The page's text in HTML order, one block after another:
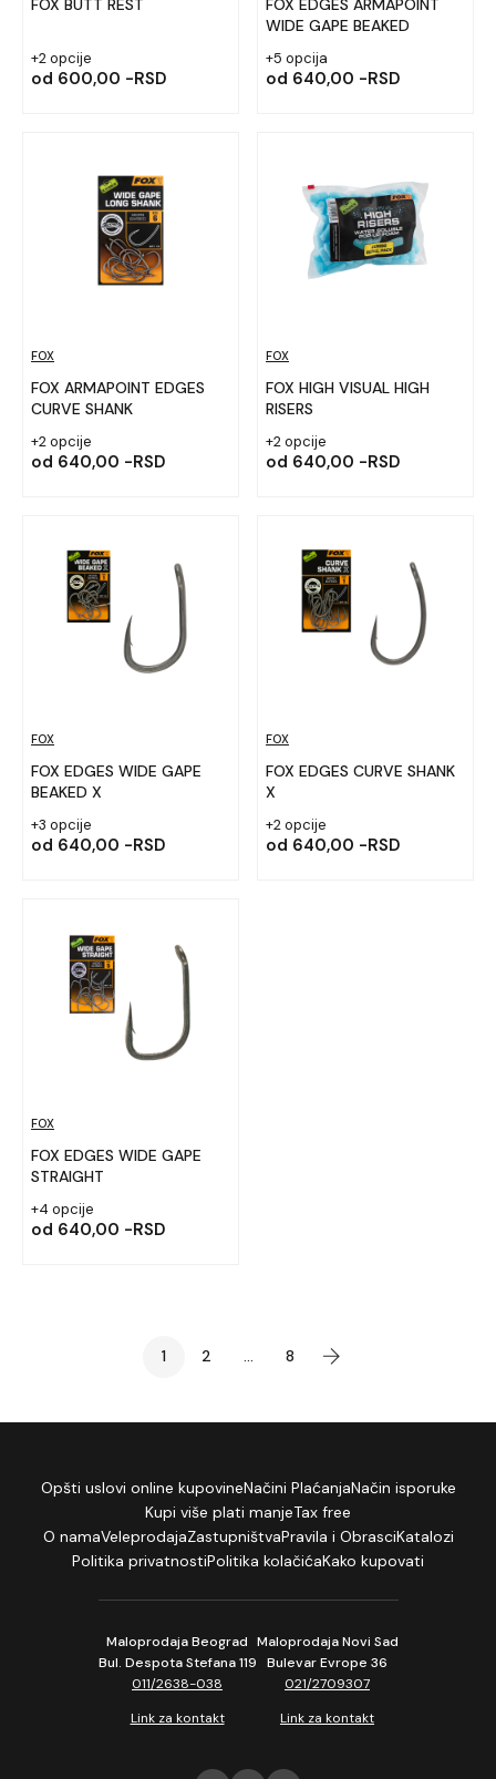
FOX BUTT REST
+2 opcije
od 600,00 -RSD
FOX EDGES ARMAPOINT
WIDE GAPE BEAKED
+5 opcija
od 640,00 -RSD
FOX
FOX ARMAPOINT EDGES
CURVE SHANK
+2 opcije
od 640,00 -RSD
FOX
FOX HIGH VISUAL HIGH
RISERS
+2 opcije
od 640,00 -RSD
FOX
FOX EDGES WIDE GAPE
BEAKED X
+3 opcije
od 640,00 -RSD
FOX
FOX EDGES CURVE SHANK
X
+2 opcije
od 640,00 -RSD
FOX
FOX EDGES WIDE GAPE
STRAIGHT
+4 opcije
od 640,00 -RSD
1 2 ... 8
Opšti uslovi online kupovineNačini PlaćanjaNačin isporuke
Kupi više plati manjeTax free
O namaVeleprodajaZastupništvaPravila i ObrasciKatalozi
Politika privatnostiPolitika kolačićaKako kupovati
Maloprodaja Beograd
Bul. Despota Stefana 119
011/2638-038
Link za kontakt
Maloprodaja Novi Sad
Bulevar Evrope 36
021/2709307
Link za kontakt